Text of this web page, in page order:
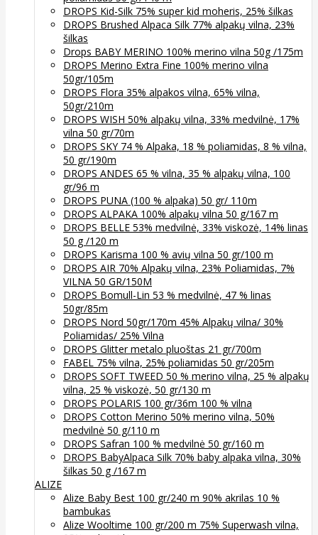
DROPS Kid-Silk 75% super kid moheris, 25% šilkas
DROPS Brushed Alpaca Silk 77% alpakų vilna, 23%
šilkas
Drops BABY MERINO 100% merino vilna 50g /175m
DROPS Merino Extra Fine 100% merino vilna
50gr/105m
DROPS Flora 35% alpakos vilna, 65% vilna,
50gr/210m
DROPS WISH 50% alpakų vilna, 33% medvilnė, 17%
vilna 50 gr/70m
DROPS SKY 74 % Alpaka, 18 % poliamidas, 8 % vilna,
50 gr/190m
DROPS ANDES 65 % vilna, 35 % alpakų vilna, 100
gr/96 m
DROPS PUNA (100 % alpaka) 50 gr/ 110m
DROPS ALPAKA 100% alpakų vilna 50 g/167 m
DROPS BELLE 53% medvilnė, 33% viskozė, 14% linas
50 g /120 m
DROPS Karisma 100 % avių vilna 50 gr/100 m
DROPS AIR 70% Alpakų vilna, 23% Poliamidas, 7%
VILNA 50 GR/150M
DROPS Bomull-Lin 53 % medvilnė, 47 % linas
50gr/85m
DROPS Nord 50gr/170m 45% Alpakų vilna/ 30%
Poliamidas/ 25% Vilna
DROPS Glitter metalo pluoštas 21 gr/700m
FABEL 75% vilna, 25% poliamidas 50 gr/205m
DROPS SOFT TWEED 50 % merino vilna, 25 % alpakų
vilna, 25 % viskozė, 50 gr/130 m
DROPS POLARIS 100 gr/36m 100 % vilna
DROPS Cotton Merino 50% merino vilna, 50%
medvilnė 50 g/110 m
DROPS Safran 100 % medvilnė 50 gr/160 m
DROPS BabyAlpaca Silk 70% baby alpaka vilna, 30%
šilkas 50 g /167 m
ALIZE
Alize Baby Best 100 gr/240 m 90% akrilas 10 %
bambukas
Alize Wooltime 100 gr/200 m 75% Superwash vilna,